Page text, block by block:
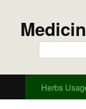
Herbs